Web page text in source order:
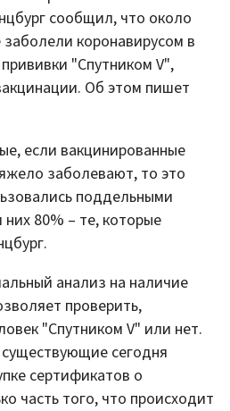
сообщил, что около
коронавирусом в
"Спутником V",
Об этом пишет
если вакцинированные
заболевают, то это
поддельными
80% – те, которые
анализ на наличие
проверить,
"Спутником V" или нет.
сегодня
сертификатов о
часть того, что происходит